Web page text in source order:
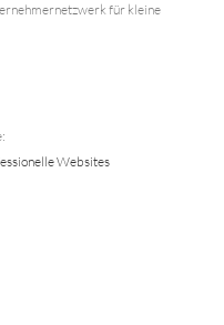
für kleine
Websites